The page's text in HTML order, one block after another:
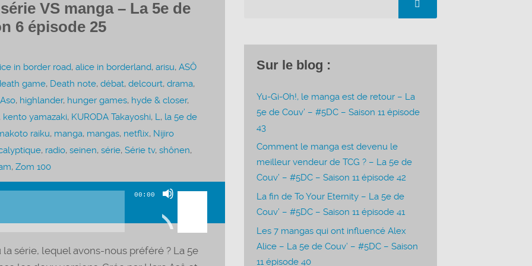
VS manga – La 5e de
6 épisode 25
in border road, alice in borderland, arisu, ASÔ
game, Death note, débat, delcourt, drama,
, highlander, hunger games, hyde & closer,
kento yamazaki, KURODA Takayoshi, L , la 5e de
raiku, manga, mangas, netflix, Nijiro
, radio, seinen, série, Série tv, shônen,
, Zom 100
00:00
Utilisez
flèches
pour
série, lequel avons-nous préféré ? La 5e
Sur le blog :
Yu-Gi-Oh!, le manga est de retour – La
5e de Couv’ – #5DC – Saison 11 épisode
43
Comment le manga est devenu le
meilleur vendeur de TCG ? – La 5e de
Couv’ – #5DC – Saison 11 épisode 42
La fin de To Your Eternity – La 5e de
Couv’ – #5DC – Saison 11 épisode 41
Les 7 mangas qui ont influencé Alex
Alice – La 5e de Couv’ – #5DC – Saison
11 épisode 40